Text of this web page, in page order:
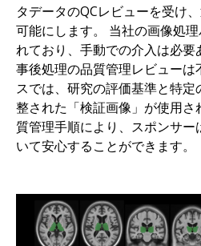
タデータのQCレビューを受け
可能にします。 当社の画像処
れており、手動での介入は必要
事後処理の品質管理レビュー
スでは、研究の評価基準と特
整された「検証画像」が使用
質管理手順により、スポンサ
いて安心することができます。